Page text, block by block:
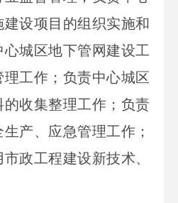
设项目的组织实施和
城区地下管网建设工
工作；负责中心城区
收集整理工作；负责
产、应急管理工作；
政工程建设新技术、